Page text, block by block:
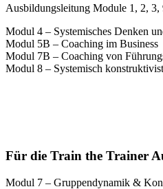
Ausbildungsleitung Module 1, 2, 3,
Modul 4 – Systemisches Denken
Modul 5B – Coaching im Business
Modul 7B – Coaching von
Modul 8 – Systemisch
Für die Train the Trainer
Modul 7 – Gruppendynamik &